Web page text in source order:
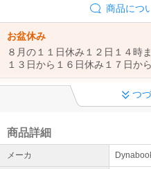
商品につ
お盆休み
８月の１１日休み１２日１４時
１３日から１６日休み１７日か
デジスタイルプラスオープン
ご要望の多かったクレジット決
ださい。 https://kaago.com/digi-
ご利用規約必ずご確認ください
つ
商品詳細
メーカ